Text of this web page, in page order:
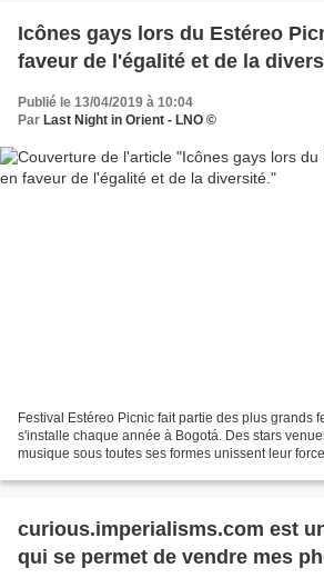
Icônes gays lors du Estéreo
faveur de l'égalité et de la
Publié le 13/04/2019 à 10:04
Par Last Night in Orient - LNO ©
Festival Estéreo Picnic fait partie des plus grands
s'installe chaque année à Bogotá. Des stars venues du monde entier et de la
musique sous toutes ses formes unissent leur
curious.imperialisms.com est
qui se permet de vendre mes